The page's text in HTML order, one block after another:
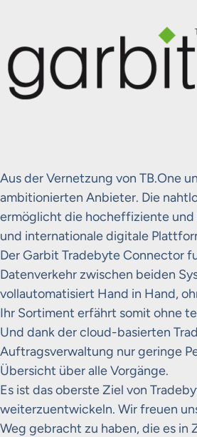
Aus der Vernetzung von TB.One
ambitionierten Anbieter. Die
ermöglicht die hocheffiziente und
und internationale digitale
Der Garbit Tradebyte Connector
Datenverkehr zwischen beiden
vollautomatisiert Hand in Hand,
Ihr Sortiment erfährt somit ohne
Und dank der cloud-basierten
Auftragsverwaltung nur geringe
Übersicht über alle Vorgänge.
Es ist das oberste Ziel von
weiterzuentwickeln. Wir freuen
Weg gebracht zu haben, die es